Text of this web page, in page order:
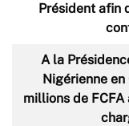
Président afin
A la
Nigérienne
millions de